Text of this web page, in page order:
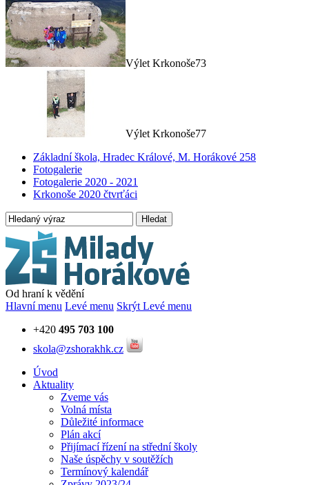
Výlet Krkonoše73
Výlet Krkonoše77
Základní škola, Hradec Králové, M. Horákové 258
Fotogalerie
Fotogalerie 2020 - 2021
Krkonoše 2020 čtvrťáci
Hledat
Od hraní k vědění
Hlavní menu Levé menu Skrýt Levé menu
+420 495 703 100
skola@zshorakhk.cz
Úvod
Aktuality
Zveme vás
Volná místa
Důležité informace
Plán akcí
Přijímací řízení na střední školy
Naše úspěchy v soutěžích
Termínový kalendář